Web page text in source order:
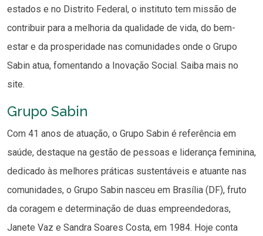
estados e no Distrito Federal, o instituto tem missão de
contribuir para a melhoria da qualidade de vida, do bem-
estar e da prosperidade nas comunidades onde o Grupo
Sabin atua, fomentando a Inovação Social. Saiba mais no
site.
Grupo Sabin
Com 41 anos de atuação, o Grupo Sabin é referência em
saúde, destaque na gestão de pessoas e liderança feminina,
dedicado às melhores práticas sustentáveis e atuante nas
comunidades, o Grupo Sabin nasceu em Brasília (DF), fruto
da coragem e determinação de duas empreendedoras,
Janete Vaz e Sandra Soares Costa, em 1984. Hoje conta